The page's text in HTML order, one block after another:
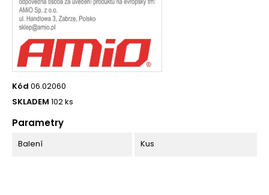
Kód 06.02060
SKLADEM 102 ks
Parametry
Balení Kus